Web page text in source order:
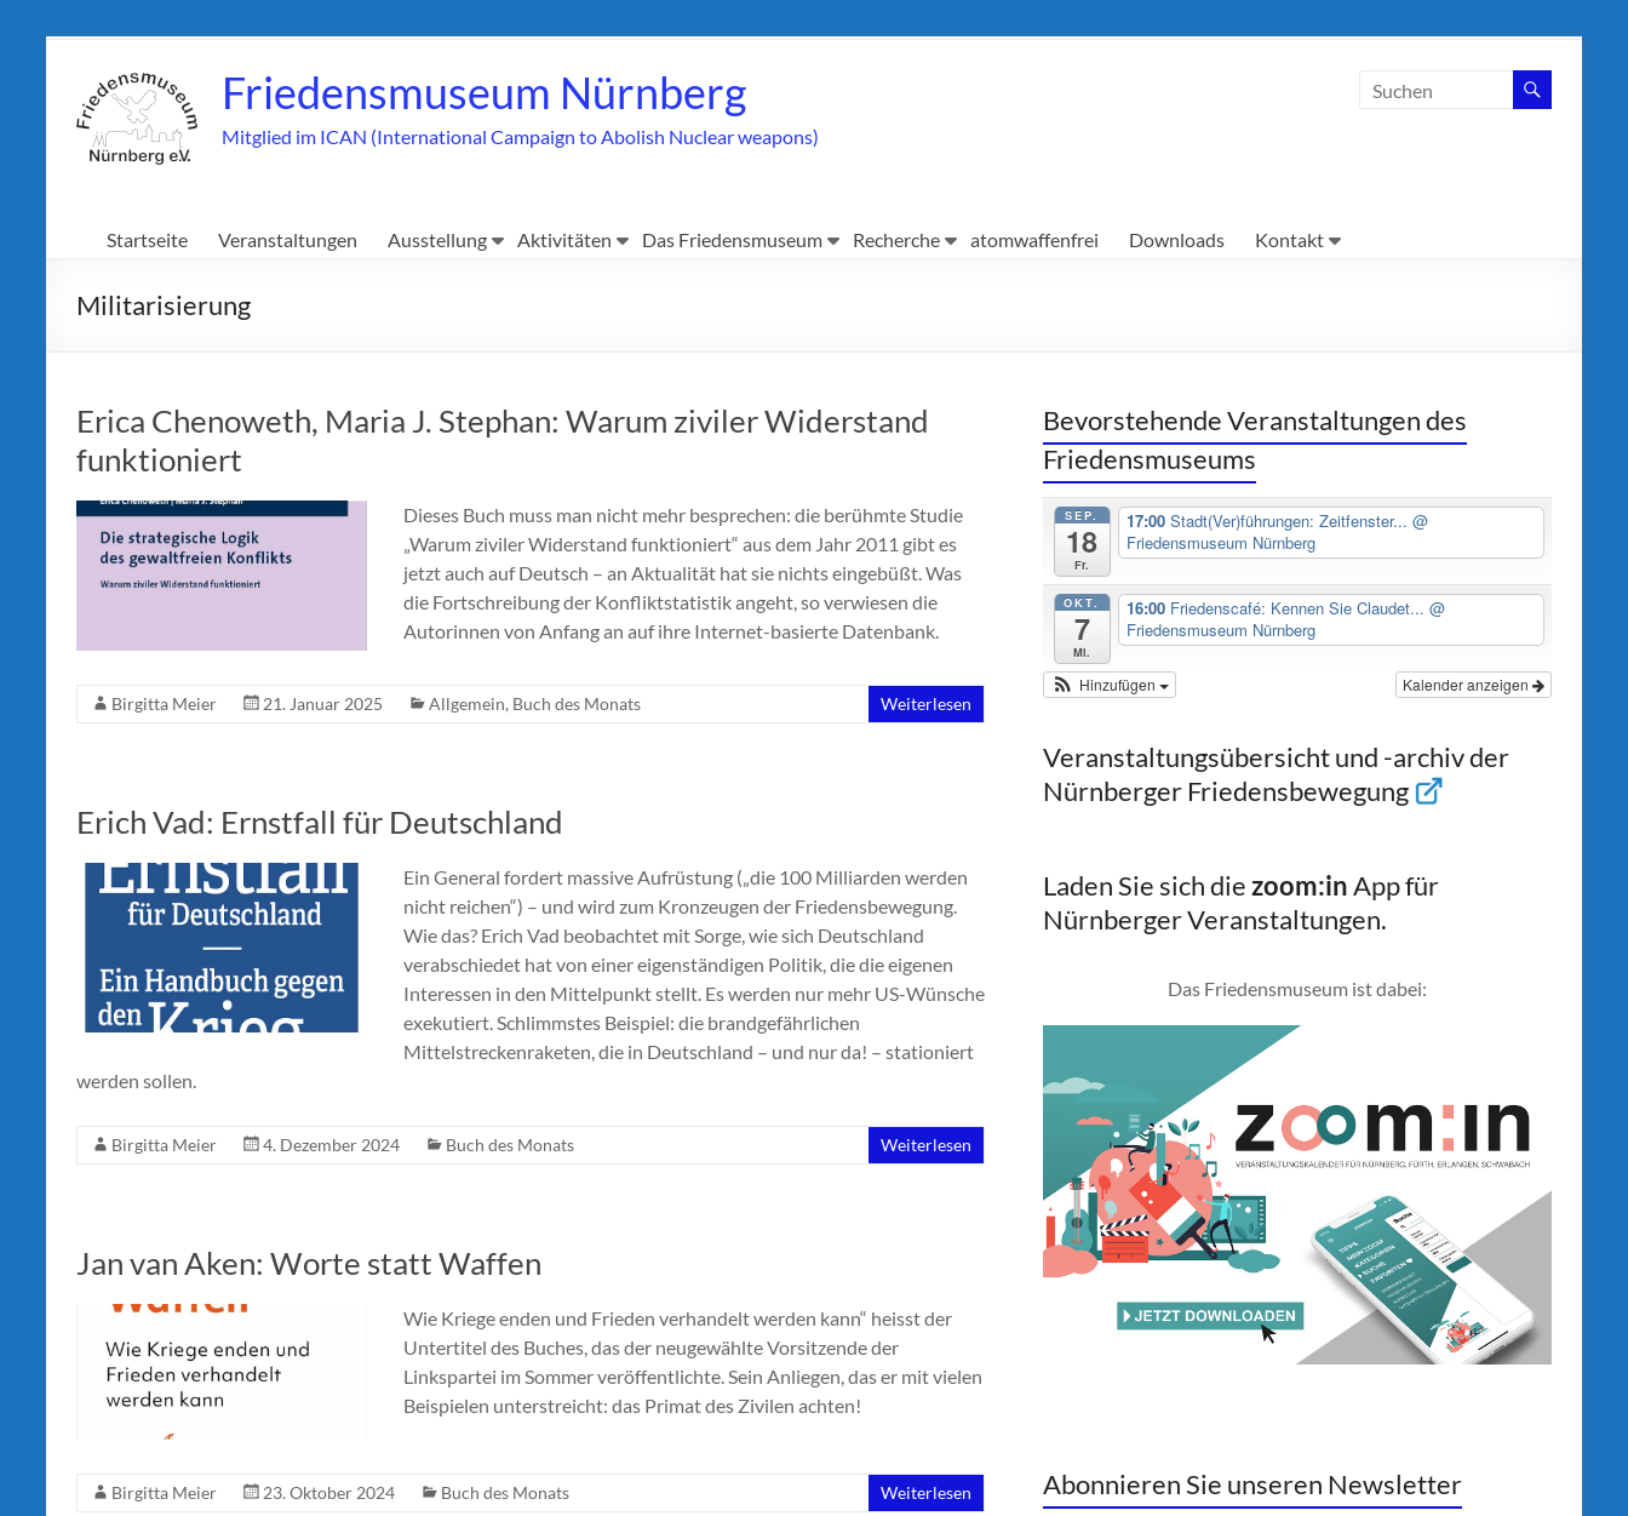
springen
Friedensmuseum Nürnberg
Mitglied im ICAN (International Campaign to Abolish Nuclear weapons)
Startseite Veranstaltungen Ausstellung Aktivitäten Das Friedensmuseum Recherche atomwaffenfrei Downloads Kontakt
Militarisierung
Erica Chenoweth, Maria J. Stephan: Warum ziviler Widerstand
funktioniert
Dieses Buch muss man nicht mehr besprechen: die berühmte Studie
„Warum ziviler Widerstand funktioniert“ aus dem Jahr 2011 gibt es
jetzt auch auf Deutsch – an Aktualität hat sie nichts eingebüßt. Was
die Fortschreibung der Konfliktstatistik angeht, so verwiesen die
Autorinnen von Anfang an auf ihre Internet-basierte Datenbank.
Birgitta Meier 21. Januar 2025 Allgemein, Buch des Monats Weiterlesen
Erich Vad: Ernstfall für Deutschland
Ein General fordert massive Aufrüstung („die 100 Milliarden werden
nicht reichen“) – und wird zum Kronzeugen der Friedensbewegung.
Wie das? Erich Vad beobachtet mit Sorge, wie sich Deutschland
verabschiedet hat von einer eigenständigen Politik, die die eigenen
Interessen in den Mittelpunkt stellt. Es werden nur mehr US-Wünsche
exekutiert. Schlimmstes Beispiel: die brandgefährlichen
Mittelstreckenraketen, die in Deutschland – und nur da! – stationiert
werden sollen.
Birgitta Meier 4. Dezember 2024 Buch des Monats Weiterlesen
Jan van Aken: Worte statt Waffen
Wie Kriege enden und Frieden verhandelt werden kann“ heisst der
Untertitel des Buches, das der neugewählte Vorsitzende der
Linkspartei im Sommer veröffentlichte. Sein Anliegen, das er mit vielen
Beispielen unterstreicht: das Primat des Zivilen achten!
Birgitta Meier 23. Oktober 2024 Buch des Monats Weiterlesen
Bevorstehende Veranstaltungen des
Friedensmuseums
SEP.
18
Fr.
17:00 Stadt(Ver)führungen: Zeitfenster... @
Friedensmuseum Nürnberg
OKT.
7
Mi.
16:00 Friedenscafé: Kennen Sie Claudet... @
Friedensmuseum Nürnberg
Kalender anzeigen
Hinzufügen
Veranstaltungsübersicht und -archiv der
Nürnberger Friedensbewegung
Laden Sie sich diezoom:inApp für
Nürnberger Veranstaltungen.
Das Friedensmuseum ist dabei:
Abonnieren Sie unseren Newsletter